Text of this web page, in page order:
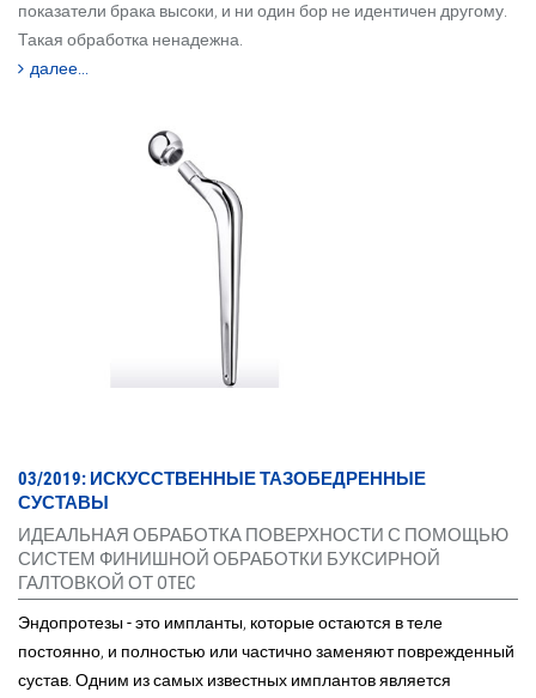
показатели брака высоки, и ни один бор не идентичен другому.
Такая обработка ненадежна.
далее...
03/2019: ИСКУССТВЕННЫЕ ТАЗОБЕДРЕННЫЕ
СУСТАВЫ
ИДЕАЛЬНАЯ ОБРАБОТКА ПОВЕРХНОСТИ С ПОМОЩЬЮ
СИСТЕМ ФИНИШНОЙ ОБРАБОТКИ БУКСИРНОЙ
ГАЛТОВКОЙ ОТ OTEC
Эндопротезы - это импланты, которые остаются в теле
постоянно, и полностью или частично заменяют поврежденный
сустав. Одним из самых известных имплантов является